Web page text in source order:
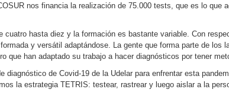
nos financia la realización de 75.000 tests, que es lo que
cuatro hasta diez y la formación es bastante variable. Con
y versátil adaptándose. La gente que forma parte de los
que han adaptado su trabajo a hacer diagnósticos por tener
de Covid-19 de la Udelar para enfrentar esta
la estrategia TETRIS: testear, rastrear y luego aislar a la